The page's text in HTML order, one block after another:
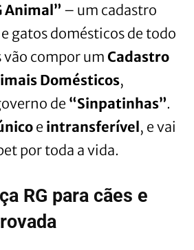
Animal” – um cadastro
gatos domésticos de todo
vão compor um Cadastro
Domésticos,
de “Sinpatinhas”.
e intransferível, e vai
por toda a vida.
RG para cães e